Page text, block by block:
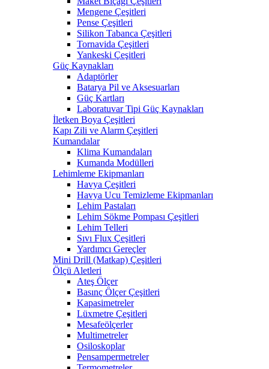
Mengene Çeşitleri
Pense Çeşitleri
Silikon Tabanca Çeşitleri
Tornavida Çeşitleri
Yankeski Çeşitleri
Güç Kaynakları
Adaptörler
Batarya Pil ve Aksesuarları
Güç Kartları
Laboratuvar Tipi Güç Kaynakları
İletken Boya Çeşitleri
Kapı Zili ve Alarm Çeşitleri
Kumandalar
Klima Kumandaları
Kumanda Modülleri
Lehimleme Ekipmanları
Havya Çeşitleri
Havya Ucu Temizleme Ekipmanları
Lehim Pastaları
Lehim Sökme Pompası Çeşitleri
Lehim Telleri
Sıvı Flux Çeşitleri
Yardımcı Gereçler
Mini Drill (Matkap) Çeşitleri
Ölçü Aletleri
Ateş Ölçer
Basınç Ölçer Çeşitleri
Kapasimetreler
Lüxmetre Çeşitleri
Mesafeölçerler
Multimetreler
Osiloskoplar
Pensampermetreler